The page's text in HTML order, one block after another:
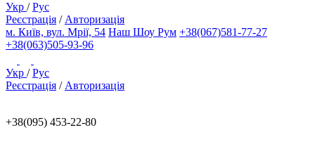
Укр /Рус
Реєстрація / Авторизація
м. Київ, вул. Мрії, 54 Наш Шоу Рум +38(067)581-77-27
+38(063)505-93-96
Укр /Рус
Реєстрація / Авторизація
+38(095) 453-22-80